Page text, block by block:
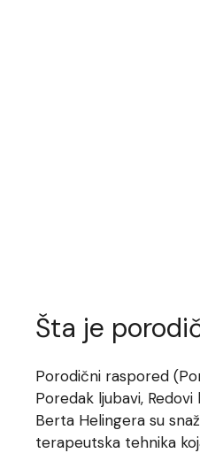
Šta je
Porodični raspored
Poredak ljubavi,
Berta Helingera su
terapeutska tehnika